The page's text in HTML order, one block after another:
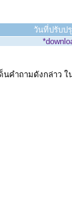
วันที่ปรับป
ำถามดังกล่าว ใ